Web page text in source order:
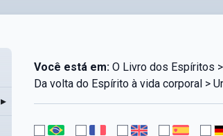
▸
Você está em:O Livro dos Espíritos
Da volta do Espírito à vida corporal >